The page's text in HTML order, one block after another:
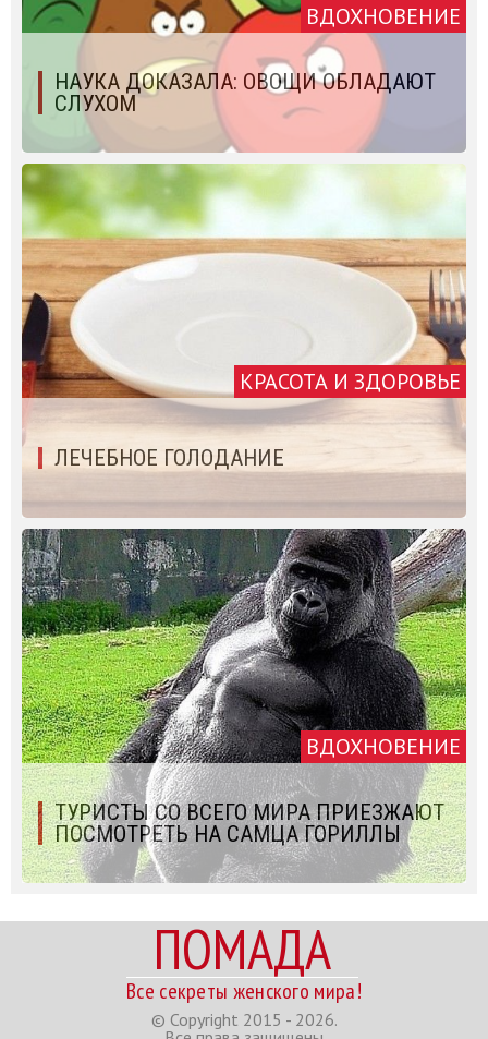
ВДОХНОВЕНИЕ
НАУКА ДОКАЗАЛА: ОВОЩИ ОБЛАДАЮТ
СЛУХОМ
КРАСОТА И ЗДОРОВЬЕ
ЛЕЧЕБНОЕ ГОЛОДАНИЕ
ВДОХНОВЕНИЕ
ТУРИСТЫ СО ВСЕГО МИРА ПРИЕЗЖАЮТ
ПОСМОТРЕТЬ НА САМЦА ГОРИЛЛЫ
ПОМАДА
Все секреты женского мира!
© Copyright 2015 - 2026.